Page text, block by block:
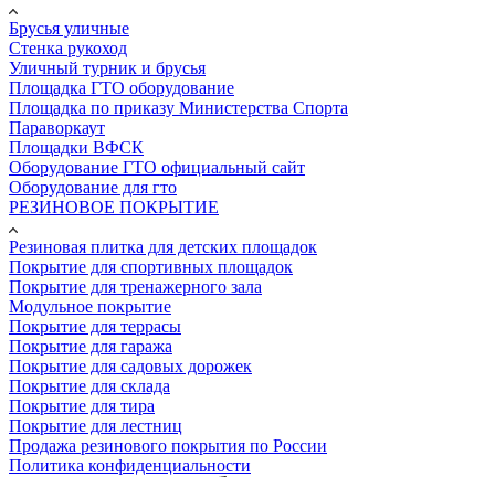
Брусья уличные
Стенка рукоход
Уличный турник и брусья
Площадка ГТО оборудование
Площадка по приказу Министерства Спорта
Параворкаут
Площадки ВФСК
Оборудование ГТО официальный сайт
Оборудование для гто
РЕЗИНОВОЕ ПОКРЫТИЕ
Резиновая плитка для детских площадок
Покрытие для спортивных площадок
Покрытие для тренажерного зала
Модульное покрытие
Покрытие для террасы
Покрытие для гаража
Покрытие для садовых дорожек
Покрытие для склада
Покрытие для тира
Покрытие для лестниц
Продажа резинового покрытия по России
Политика конфиденциальности